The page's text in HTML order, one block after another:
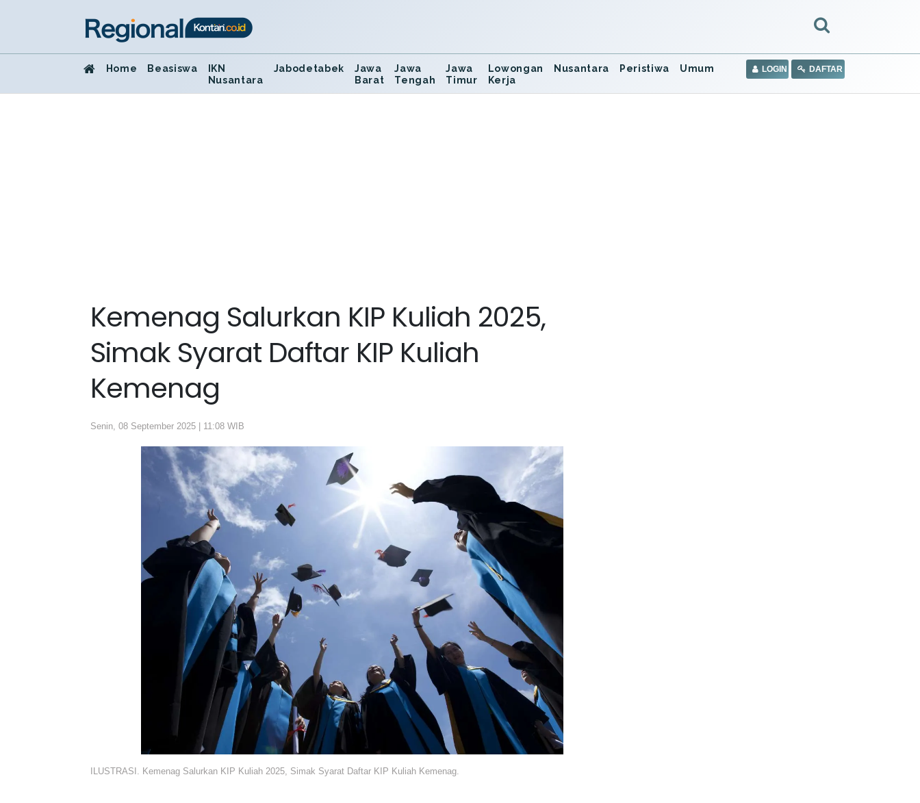
Home Beasiswa
IKN
Nusantara
Jabodetabek
Jawa
Barat
Jawa
Tengah
Jawa
Timur
Lowongan
Kerja
Nusantara Peristiwa Umum LOGIN DAFTAR
Kemenag Salurkan KIP Kuliah 2025,
Simak Syarat Daftar KIP Kuliah
Kemenag
Senin, 08 September 2025 | 11:08 WIB
ILUSTRASI. Kemenag Salurkan KIP Kuliah 2025, Simak Syarat Daftar KIP Kuliah Kemenag.